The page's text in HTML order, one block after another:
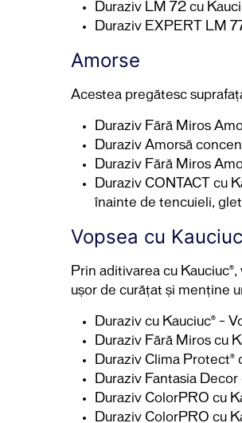
Duraziv LM 72 cu
Duraziv EXPERT LM
Amorse
Acestea pregătesc
Duraziv Fără Miros
Duraziv Amorsă
Duraziv Fără Miros
Duraziv CONTACT cu
înainte de tencuieli,
Vopsea cu
Prin aditivarea cu
ușor de curățat și menține
Duraziv cu Kauciuc® –
Duraziv Fără Miros cu
Duraziv Clima Protect®
Duraziv Fantasia
Duraziv ColorPRO cu
Duraziv ColorPRO cu